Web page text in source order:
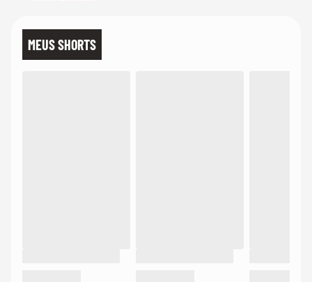
MEUS SHORTS